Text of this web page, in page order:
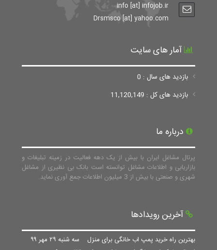
info [at] infojob.ir
Drsmsco [at] yahoo.com
آمار های سایت
بازدید های سال : 0
بازدید های کل : 11,120,149
درباره ما
پرتال مشاغل ایران با بیش از یک دهه فعالیت در زمینه تبلیغات و
بازاریابی و اطلاعات مشاغل توانسته است بانک بی نظیری از مشاغل
شهری و صنعتی با بیش از 3 میلیون اطلاعات جمع آوری نماید.
آخرین رویدادها
بهترین راه خرید پمپ اب خانگی برای منزل سه شنبه ۲۹ مهر ۹۹